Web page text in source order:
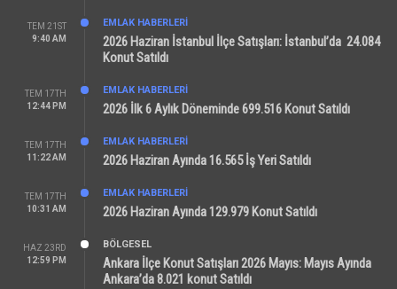
TEM 21ST
9:40 AM
EMLAK HABERLERI
2026 Haziran İstanbul İlçe Satışları: İstanbul’da 24.084
Konut Satıldı
TEM 17TH
12:44 PM
EMLAK HABERLERI
2026 İlk 6 Aylık Döneminde 699.516 Konut Satıldı
TEM 17TH
11:22 AM
EMLAK HABERLERI
2026 Haziran Ayında 16.565 İş Yeri Satıldı
TEM 17TH
10:31 AM
EMLAK HABERLERI
2026 Haziran Ayında 129.979 Konut Satıldı
HAZ 23RD
12:59 PM
BÖLGESEL
Ankara İlçe Konut Satışları 2026 Mayıs: Mayıs Ayında
Ankara’da 8.021 konut Satıldı